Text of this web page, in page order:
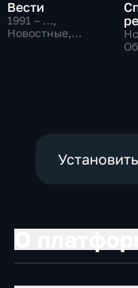
Вести
1991 – …,
Новостные,